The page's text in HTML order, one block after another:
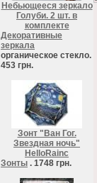
Небьющееся зеркало
Голуби. 2 шт. в
комплекте
Декоративные
зеркала
органическое стекло.
453 грн.
Зонт "Ван Гог.
Звездная ночь"
HelloRainc
Зонты . 1748 грн.